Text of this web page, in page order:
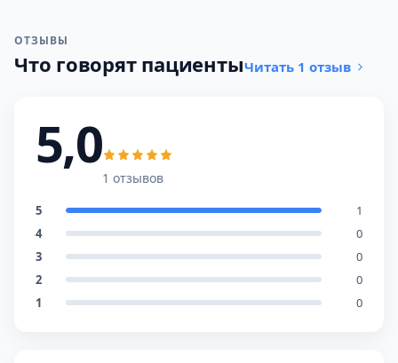
ОТЗЫВЫ
Что говорят пациентыЧитать 1 отзыв
5,0
1 отзывов
5
1
4
0
3
0
2
0
1
0